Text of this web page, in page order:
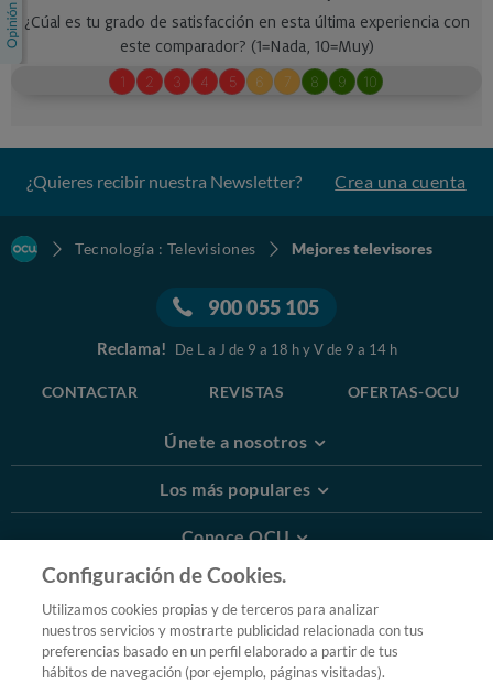
¿Quieres recibir nuestra Newsletter? Crea una cuenta
Tecnología : Televisiones Mejores televisores
900 055 105
Reclama! De L a J de 9 a 18 h y V de 9 a 14 h
CONTACTAR REVISTAS OFERTAS-OCU
Únete a nosotros
Los más populares
Conoce OCU
Más Información
© 2026 OCU
Condiciones generales de contratación de OCU
Configuración de Cookies.
Utilizamos cookies propias y de terceros para analizar
nuestros servicios y mostrarte publicidad relacionada con tus
preferencias basado en un perfil elaborado a partir de tus
hábitos de navegación (por ejemplo, páginas visitadas).